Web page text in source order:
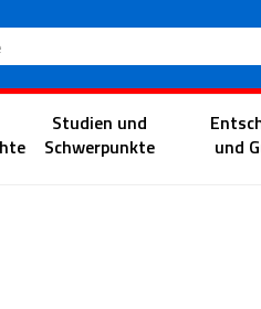
Richterportal
Studien und
Schwerpunkte
und